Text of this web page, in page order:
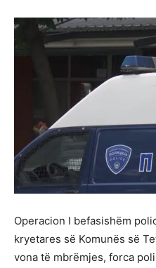
Operacion I befasishëm
kryetares së Komunës së
vona të mbrëmjes, forca